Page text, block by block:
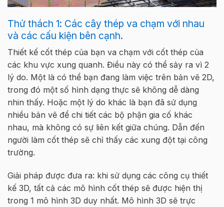
Thử thách 1: Các cây thép va chạm với nhau
và các cấu kiện bên cạnh.
Thiết kế cốt thép của bạn va chạm với cốt thép của
các khu vực xung quanh. Điều này có thể sảy ra vì 2
lý do. Một là có thể bạn đang làm việc trên bản vẽ 2D,
trong đó một số hình dạng thực sẽ không dễ dàng
nhin thấy. Hoặc một lý do khác là bạn đã sử dụng
nhiều bản vẽ để chi tiết các bộ phận gia cố khác
nhau, mà không có sự liên kết giữa chúng. Dẫn đến
người làm cốt thép sẽ chỉ thấy các xung đột tại công
trường.
Giải pháp được đưa ra: khi sử dụng các công cụ thiết
kế 3D, tất cả các mô hình cốt thép sẽ được hiện thị
trong 1 mô hình 3D duy nhất. Mô hình 3D sẽ trực